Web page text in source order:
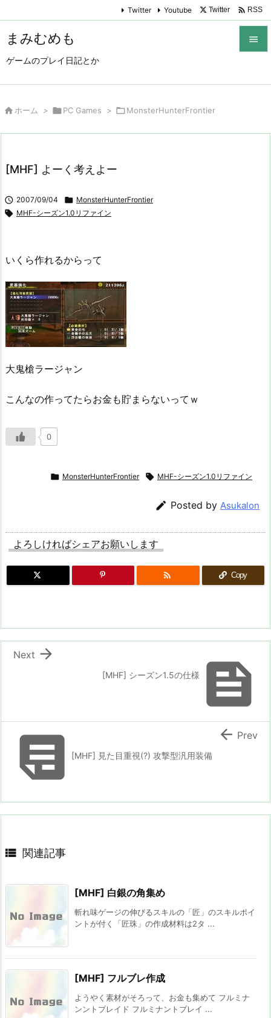
まみむめも
ゲームのプレイ日記とか

Twitter Youtube Twitter  RSS
 ホーム > PC Games > MonsterHunterFrontier
[MHF] よーく考えよー
 2007/09/04  MonsterHunterFrontier
 MHF-シーズン1.0リファイン
いくら作れるからって
大鬼槍ラージャン
こんなの作ってたらお金も貯まらないってｗ
0
 MonsterHunterFrontier  MHF-シーズン1.0リファイン
 Posted by Asukalon
よろしければシェアお願いします
 Copy

[MHF] シーズン1.5の仕様

Next
[MHF] 見た目重視(?) 攻撃型汎用装備
 Prev
 関連記事
[MHF] 白銀の角集め
斬れ味ゲージの伸びるスキルの「匠」のスキルポイ
ントが付く「匠珠」の作成材料は2タ ...
[MHF] フルブレ作成
ようやく素材がそろって、お金も集めて フルミナ
ンントブレイド フルミナントブレイ ...